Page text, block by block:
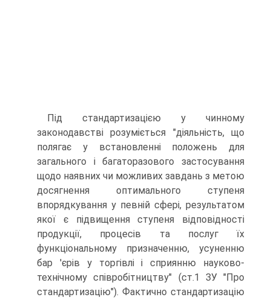
Під стандартизацією у чинному
законодавстві розуміється "діяльність, що
полягає у встановленні положень для
загального і багаторазового застосування
щодо наявних чи можливих завдань з метою
досягнення оптимального ступеня
впорядкування у певній сфері, результатом
якої є підвищення ступеня відповідності
продукції, процесів та послуг їх
функціональному призначенню, усуненню
бар 'єрів у торгівлі і сприянню науково-
технічному співробітництву" (ст.1 ЗУ "Про
стандартизацію"). Фактично стандартизацію